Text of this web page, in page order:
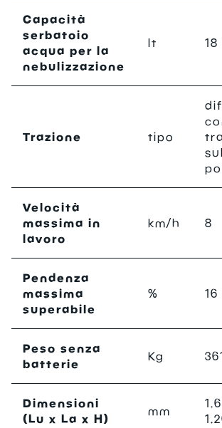
Capacità
serbatoio
acqua per la
nebulizzazione
lt 18
Trazione tipo
Velocità
massima in
lavoro
km/h 8
Pendenza
massima
superabile
% 16
Peso senza
batterie
Kg
Dimensioni
(Lu x La x H)
mm